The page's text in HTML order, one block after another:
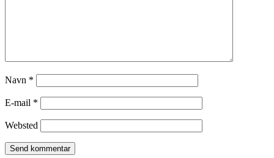
Navn *
E-mail *
Websted